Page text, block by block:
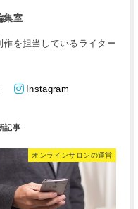
集室
を担当しているライター
Instagram
オンラインサロンの運営